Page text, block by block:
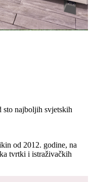
sto najboljih svjetskih
od 2012. godine, na
tvrtki i istraživačkih